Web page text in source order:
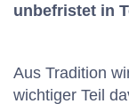
unbefristet in
Aus Tradition
wichtiger Teil